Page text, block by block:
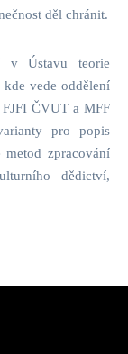
děl chránit.
v Ústavu teorie
kde vede oddělení
ČVUT a MFF
pro popis
zpracování
dědictví,